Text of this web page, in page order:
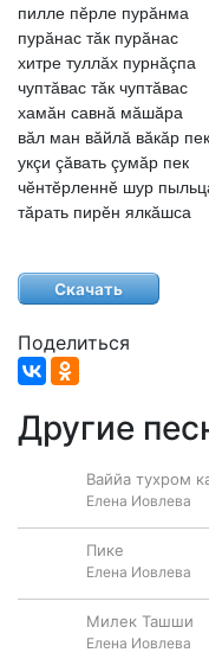
пилле пĕрле пурăнма
пурăнас тăк пурăнас
хитре туллăх пурнăçпа
чуптăвас тăк чуптăвас
хамăн савнă мăшăра
вăл ман вăйлă вăкăр пек
укçи çăвать çумăр пек
чĕнтĕрленнĕ шур
тăрать пирĕн ялкăшса
Скачать
Поделиться
Другие
Ваййа тухром
Елена Иовлева
Пике
Елена Иовлева
Милек Ташши
Елена Иовлева